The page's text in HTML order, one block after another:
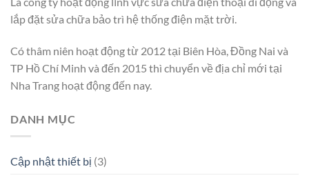
lắp đặt sửa chữa bảo trì hệ thống điện mặt trời.
Có thâm niên hoạt động từ 2012 tại Biên Hòa, Đồng Nai và
TP Hồ Chí Minh và đến 2015 thì chuyển về địa chỉ mới tại
Nha Trang hoạt động đến nay.
DANH MỤC
Cập nhật thiết bị (3)